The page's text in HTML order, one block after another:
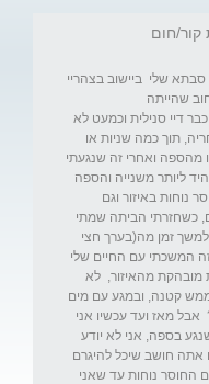
קור/חום
סבתא שלי  ביישוב בצהריי
שהייתה
דיי סנילית וכמעט לא
תוך כמה שניות או
מהספה ואחרי זה שנגעתי
ליותר משנייה והספה
נוחות באיזור וגם
כשחזרתי הביתה שמתי
זמן מה(בערך חצי
המשכתי עם החיים שלי
מובהקת מהאיזור,  לא
ממש קטנה, ובמגע עם מים
מאז ועד עכשיו אני
בספה, אני לא יודע
אתה חושב שיכל להיגרם
החוסר נוחות עד שאני